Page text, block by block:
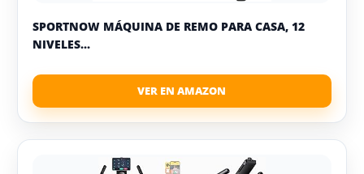
SPORTNOW MÁQUINA DE REMO PARA CASA, 12
NIVELES...